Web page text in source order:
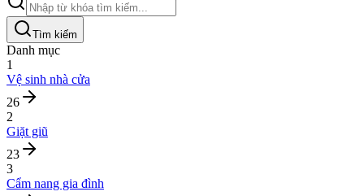
Tìm kiếm
Danh mục
1
Vệ sinh nhà cửa
26
2
Giặt giũ
23
3
Cẩm nang gia đình